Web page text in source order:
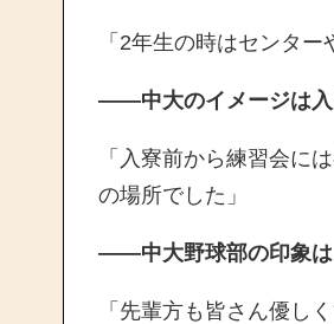
「2年生の時はセンタ
——中大のイメージは入
「入寮前から練習会に
の場所でした」
——中大野球部の印象は
「先輩方も皆さん優し